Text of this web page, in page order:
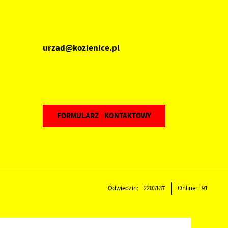
urzad@kozienice.pl
FORMULARZ KONTAKTOWY
Odwiedzin: 2203137 Online: 91